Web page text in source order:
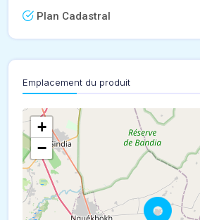
Plan Cadastral
Emplacement du produit
+
−